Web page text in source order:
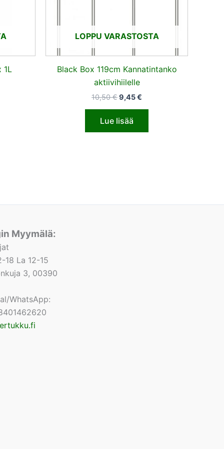
1L
LOPPU VARASTOSTA
Black Box 119cm Kannatintanko
aktiivihiilelle
10,50€9,45€
Lue lisää
Myymälä:
18 La 12-15
3, 00390
WhatsApp: